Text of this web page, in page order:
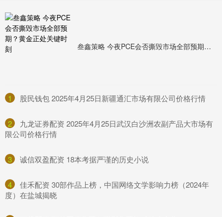
叁鑫策略 今夜PCE会否撕毁市场全部预期？黄金正处关键时刻
1 ​股民钱包 2025年4月25日新疆通汇市场有限公司价格行情
2
​九龙证券配资 2025年4月25日武汉白沙洲农副产品大市场有
限公司价格行情
3 ​诚信双盈配资 18本考据严谨的历史小说
4
​佳禾配资 30部作品上榜，中国网络文学影响力榜（2024年
度）在盐城揭晓